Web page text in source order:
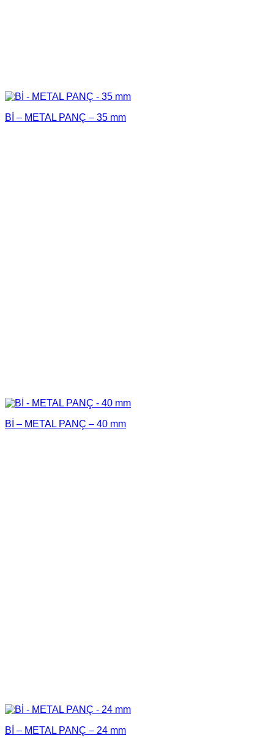
Bİ – METAL PANÇ – 35 mm
Bİ – METAL PANÇ – 40 mm
Bİ – METAL PANÇ – 24 mm